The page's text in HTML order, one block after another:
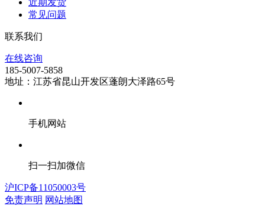
近期发货
常见问题
联系我们
在线咨询
185-5007-5858
地址：江苏省昆山开发区蓬朗大泽路65号
手机网站
扫一扫加微信
沪ICP备11050003号
免责声明 网站地图